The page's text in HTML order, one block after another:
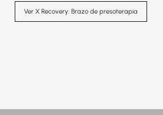
Ver X Recovery: Brazo de presoterapia
¿CALOR O FRÍO?